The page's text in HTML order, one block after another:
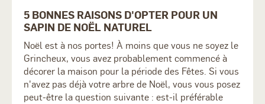
5 BONNES RAISONS D'OPTER POUR UN
SAPIN DE NOËL NATUREL
Noël est à nos portes! À moins que vous ne soyez le
Grincheux, vous avez probablement commencé à
décorer la maison pour la période des Fêtes. Si vous
n'avez pas déjà votre arbre de Noël, vous vous posez
peut-être la question suivante : est-il préférable